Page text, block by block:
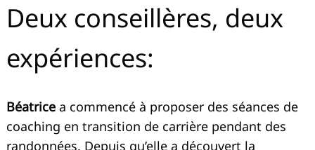
Deux conseillères, deux
expériences:
Béatrice a commencé à proposer des séances de
coaching en transition de carrière pendant des
randonnées. Depuis qu’elle a découvert la